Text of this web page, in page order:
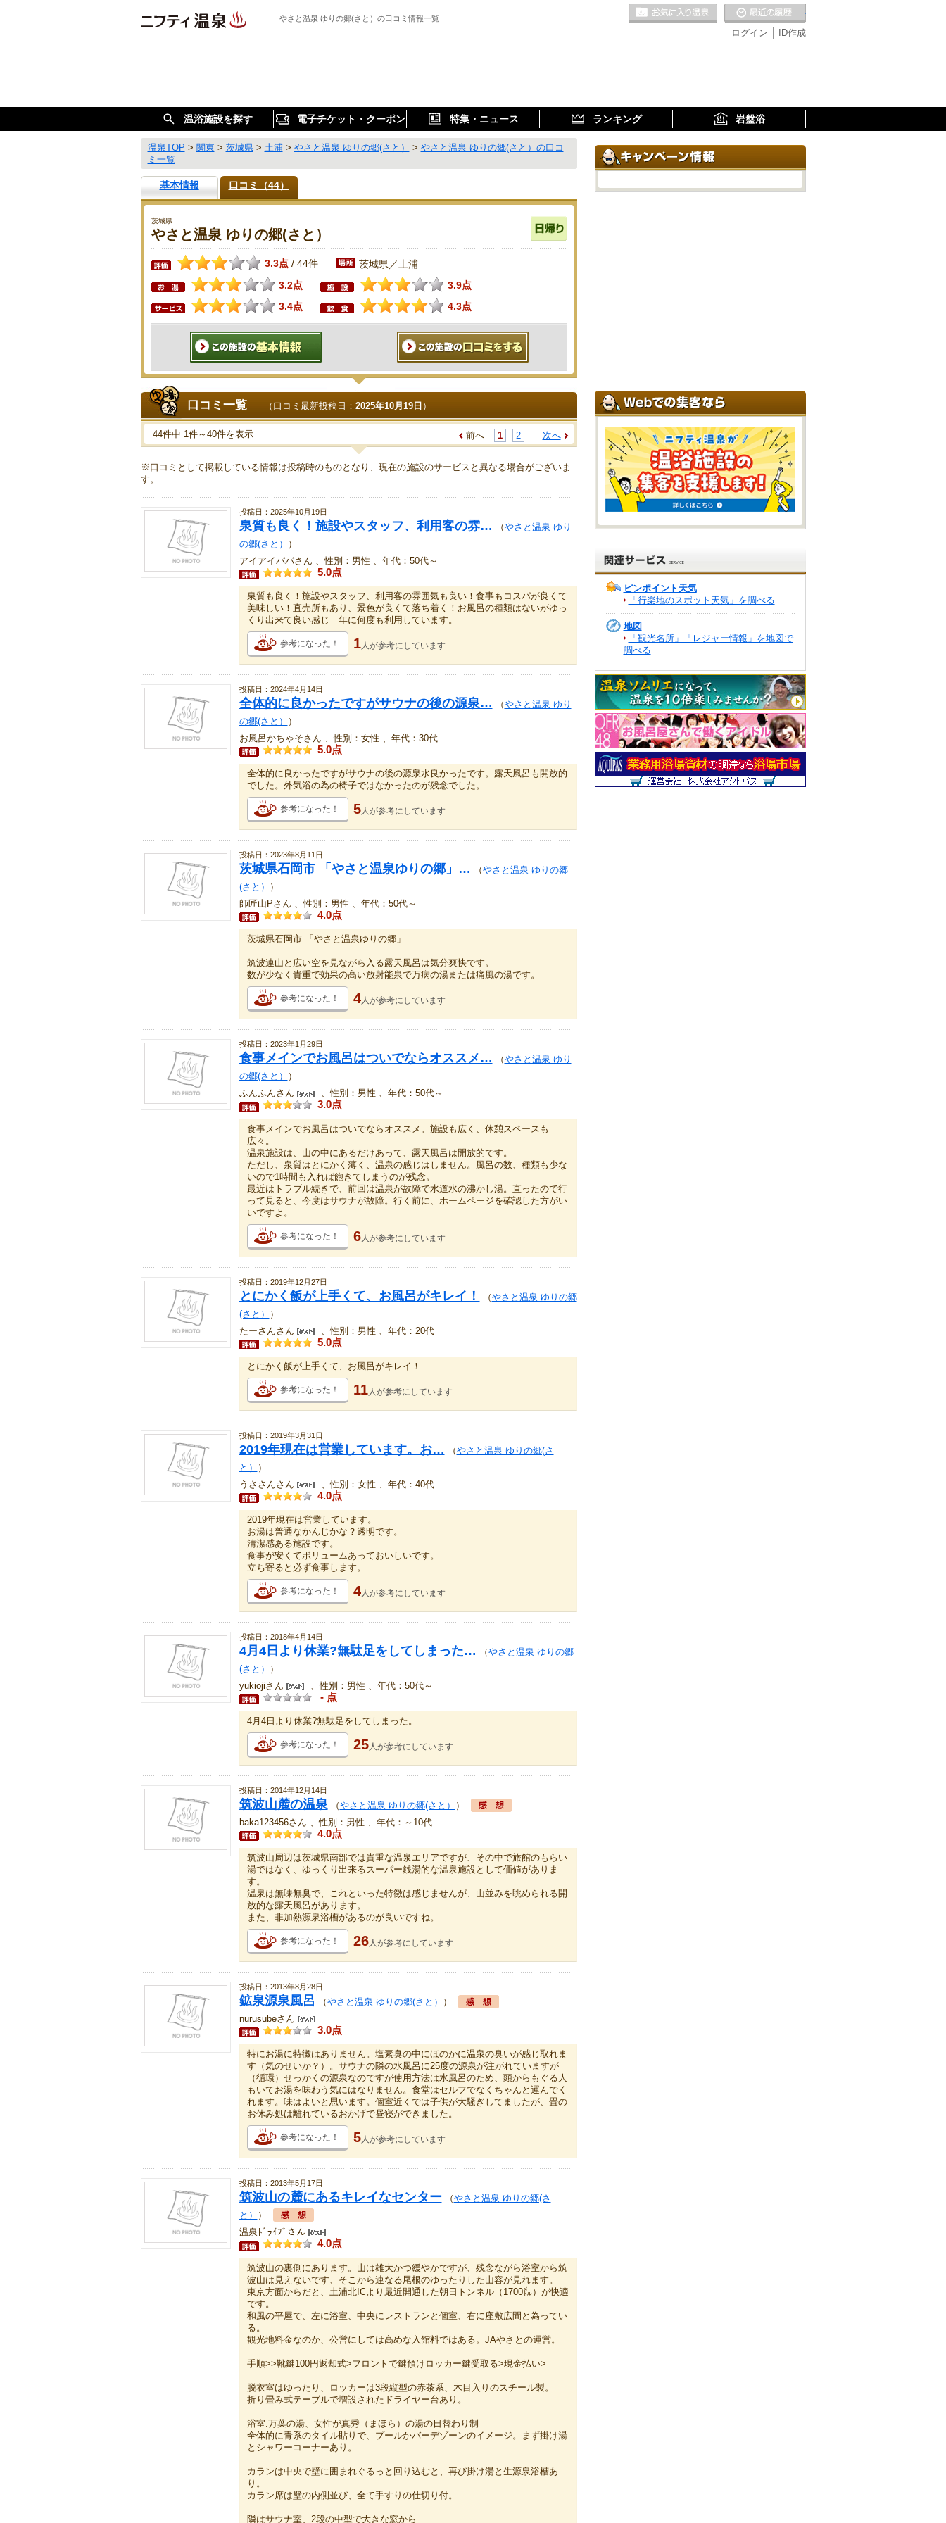
やさと温泉 ゆりの郷(さと）の口コミ情報一覧
ID作成
ログイン
お気に入りの温泉
温浴施設を探す 電子チケット・クーポン 特集・ニュース ランキング 岩盤浴
温泉TOP > 関東 > 茨城県> 土浦> やさと温泉 ゆりの郷(さと） > やさと温泉 ゆりの郷(さと）の口コ
ミ一覧
基本情報 口コミ（44）
茨城県
やさと温泉 ゆりの郷(さと）
3.3点 / 44件 茨城県／土浦
3.2点
3.9点
3.4点
4.3点
口コミ一覧 （口コミ最新投稿日： 2025年10月19日 ）
44件中 1件～40件を表示 前へ 1 2 次へ
※口コミとして掲載している情報は投稿時のものとなり、現在の施設のサービスと異なる場合がございま
す。
投稿日：2025年10月19日
泉質も良く！施設やスタッフ、利用客の雰… （やさと温泉 ゆり
の郷(さと）
）
アイアイパパさん 、性別：男性 、年代：50代～
5.0点
泉質も良く！施設やスタッフ、利用客の雰囲気も良い！食事もコスパが良くて
美味しい！直売所もあり、景色が良くて落ち着く！お風呂の種類はないがゆっ
くり出来て良い感じ 年に何度も利用しています。
参考になった！ 1人が参考にしています
投稿日：2024年4月14日
全体的に良かったですがサウナの後の源泉… （やさと温泉 ゆり
の郷(さと）
）
お風呂かちゃそさん 、性別：女性 、年代：30代
5.0点
全体的に良かったですがサウナの後の源泉水良かったです。露天風呂も開放的
でした。外気浴の為の椅子ではなかったのが残念でした。
参考になった！ 5人が参考にしています
投稿日：2023年8月11日
茨城県石岡市 「やさと温泉ゆりの郷」… （やさと温泉 ゆりの郷
(さと）
）
師匠山Pさん 、性別：男性 、年代：50代～
4.0点
茨城県石岡市 「やさと温泉ゆりの郷」
筑波連山と広い空を見ながら入る露天風呂は気分爽快です。
数が少なく貴重で効果の高い放射能泉で万病の湯または痛風の湯です。
参考になった！ 4人が参考にしています
投稿日：2023年1月29日
食事メインでお風呂はついでならオススメ… （やさと温泉 ゆり
の郷(さと）
）
ふんふんさん
、性別：男性 、年代：50代～
3.0点
食事メインでお風呂はついでならオススメ。施設も広く、休憩スペースも
広々。
温泉施設は、山の中にあるだけあって、露天風呂は開放的です。
ただし、泉質はとにかく薄く、温泉の感じはしません。風呂の数、種類も少な
いので1時間も入れば飽きてしまうのが残念。
最近はトラブル続きで、前回は温泉が故障で水道水の沸かし湯。直ったので行
って見ると、今度はサウナが故障。行く前に、ホームページを確認した方がい
いですよ。
参考になった！ 6人が参考にしています
投稿日：2019年12月27日
とにかく飯が上手くて、お風呂がキレイ！ （やさと温泉 ゆりの郷
(さと）
）
たーさんさん
、性別：男性 、年代：20代
5.0点
とにかく飯が上手くて、お風呂がキレイ！
参考になった！ 11人が参考にしています
投稿日：2019年3月31日
2019年現在は営業しています。お… （やさと温泉 ゆりの郷(さ
と）
）
うささんさん
、性別：女性 、年代：40代
4.0点
2019年現在は営業しています。
お湯は普通なかんじかな？透明です。
清潔感ある施設です。
食事が安くてボリュームあっておいしいです。
立ち寄ると必ず食事します。
参考になった！ 4人が参考にしています
投稿日：2018年4月14日
4月4日より休業?無駄足をしてしまった… （やさと温泉 ゆりの郷
(さと）
）
yukiojiさん
、性別：男性 、年代：50代～
- 点
4月4日より休業?無駄足をしてしまった。
参考になった！ 25人が参考にしています
投稿日：2014年12月14日
筑波山麓の温泉（やさと温泉 ゆりの郷(さと）
）
baka123456さん 、性別：男性 、年代：～10代
4.0点
筑波山周辺は茨城県南部では貴重な温泉エリアですが、その中で旅館のもらい
湯ではなく、ゆっくり出来るスーパー銭湯的な温泉施設として価値がありま
す。
温泉は無味無臭で、これといった特徴は感じませんが、山並みを眺められる開
放的な露天風呂があります。
また、非加熱源泉浴槽があるのが良いですね。
参考になった！ 26人が参考にしています
投稿日：2013年8月28日
鉱泉源泉風呂 （やさと温泉 ゆりの郷(さと）
）
nurusubeさん
3.0点
特にお湯に特徴はありません。塩素臭の中にほのかに温泉の臭いが感じ取れま
す（気のせいか？）。サウナの隣の水風呂に25度の源泉が注がれていますが
（循環）せっかくの源泉なのですが使用方法は水風呂のため、頭からもぐる人
もいてお湯を味わう気にはなりません。食堂はセルフでなくちゃんと運んでく
れます。味はよいと思います。個室近くでは子供が大騒ぎしてましたが、畳の
お休み処は離れているおかげで昼寝ができました。
参考になった！ 5人が参考にしています
投稿日：2013年5月17日
筑波山の麓にあるキレイなセンター（やさと温泉 ゆりの郷(さ
と）
）
温泉ﾄﾞﾗｲﾌﾞさん
4.0点
筑波山の裏側にあります。山は雄大かつ緩やかですが、残念ながら浴室から筑
波山は見えないです、そこから連なる尾根のゆったりした山容が見れます。
東京方面からだと、土浦北ICより最近開通した朝日トンネル（1700㍍）が快適
です。
和風の平屋で、左に浴室、中央にレストランと個室、右に座敷広間と為ってい
る。
観光地料金なのか、公営にしては高めな入館料ではある。JAやさとの運営。
手順>>靴鍵100円返却式>フロントで鍵預けロッカー鍵受取る>現金払い>
脱衣室はゆったり、ロッカーは3段縦型の赤茶系、木目入りのスチール製。
折り畳み式テーブルで増設されたドライヤー台あり。
浴室:万葉の湯、女性が真秀（まほら）の湯の日替わり制
全体的に青系のタイル貼りで、プールかバーデゾーンのイメージ。まず掛け湯
とシャワーコーナーあり。
カランは中央で壁に囲まれぐるっと回り込むと、再び掛け湯と生源泉浴槽あ
り。
カラン席は壁の内側並び、全て手すりの仕切り付。
隣はサウナ室、2段の中型で大きな窓から
ピンポイント天気
「行楽地のスポット天気」を調べる
地図
「観光名所」「レジャー情報」を地図で
調べる